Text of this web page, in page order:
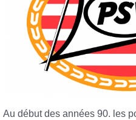
Au début des années 90. les